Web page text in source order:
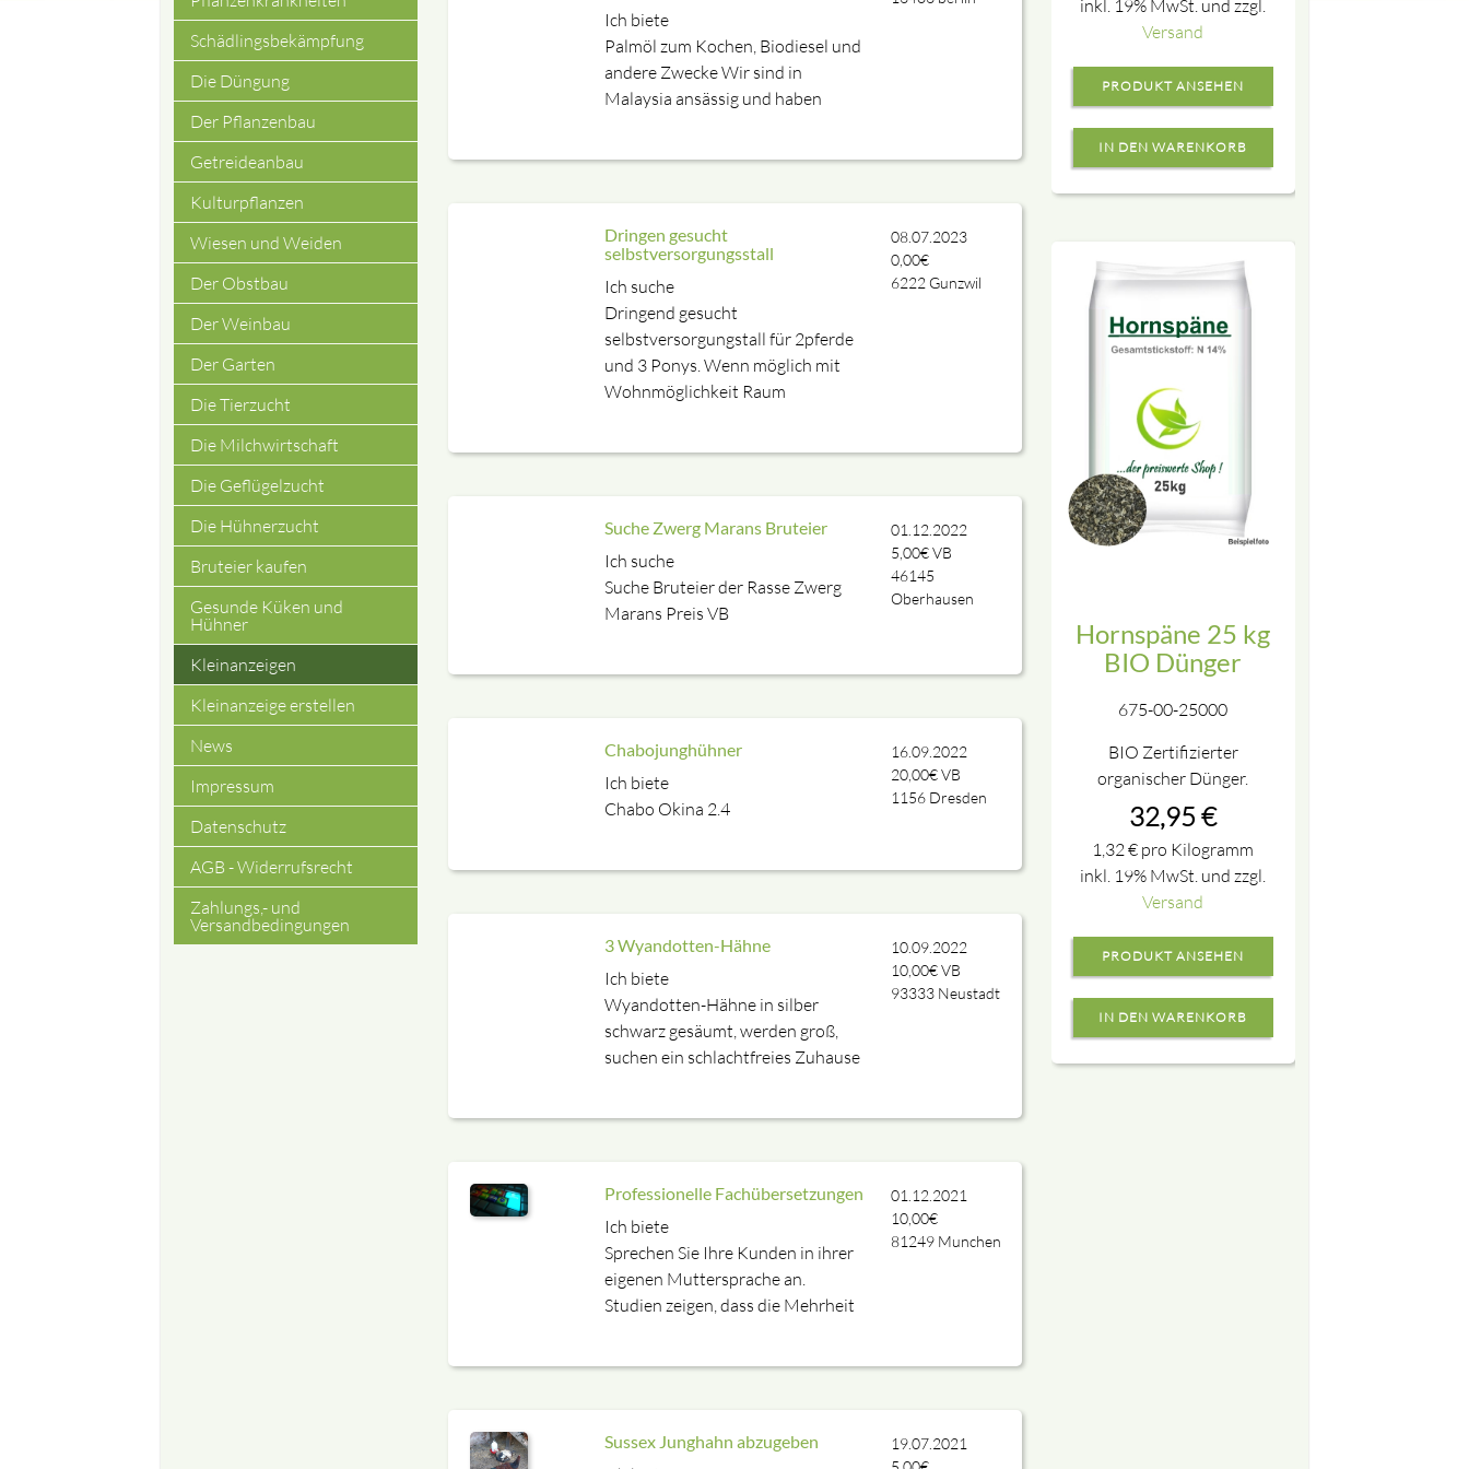
Ich biete
Palmöl zum Kochen, Biodiesel und
andere Zwecke Wir sind in
Malaysia ansässig und haben
Dringen gesucht
selbstversorgungsstall
Ich suche
Dringend gesucht
selbstversorgungstall für 2pferde
und 3 Ponys. Wenn möglich mit
Wohnmöglichkeit Raum
08.07.2023
0,00€
6222 Gunzwil
Suche Zwerg Marans Bruteier
Ich suche
Suche Bruteier der Rasse Zwerg
Marans Preis VB
01.12.2022
5,00€ VB
46145
Oberhausen
Chabojunghühner
Ich biete
Chabo Okina 2.4
16.09.2022
20,00€ VB
1156 Dresden
3 Wyandotten-Hähne
Ich biete
Wyandotten-Hähne in silber
schwarz gesäumt, werden groß,
suchen ein schlachtfreies Zuhause
10.09.2022
10,00€ VB
93333 Neustadt
Professionelle Fachübersetzungen
Ich biete
Sprechen Sie Ihre Kunden in ihrer
eigenen Muttersprache an.
Studien zeigen, dass die Mehrheit
01.12.2021
10,00€
81249 Munchen
Sussex Junghahn abzugeben
19.07.2021
Schädlingsbekämpfung
Die Düngung
Der Pflanzenbau
Getreideanbau
Kulturpflanzen
Wiesen und Weiden
Der Obstbau
Der Weinbau
Der Garten
Die Tierzucht
Die Milchwirtschaft
Die Geflügelzucht
Die Hühnerzucht
Bruteier kaufen
Gesunde Küken und
Hühner
Kleinanzeigen
Kleinanzeige erstellen
News
Impressum
Datenschutz
AGB - Widerrufsrecht
Zahlungs,- und
Versandbedingungen
inkl. 19% MwSt. und zzgl.
Versand
PRODUKT ANSEHEN
Hornspäne 25 kg
BIO Dünger
675-00-25000
BIO Zertifizierter
organischer Dünger.
32,95€
1,32€ pro Kilogramm
inkl. 19% MwSt. und zzgl.
Versand
PRODUKT ANSEHEN